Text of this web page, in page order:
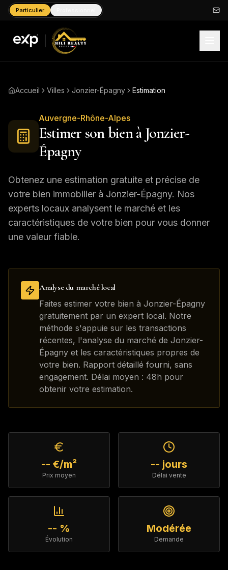
Particulier
Accueil Villes Jonzier-Épagny Estimation
Auvergne-Rhône-Alpes
Estimer son bien àJonzier-
Épagny
Obtenez une estimation gratuite et précise de
votre bien immobilier à Jonzier-Épagny. Nos
experts locaux analysent le marché et les
caractéristiques de votre bien pour vous donner
une valeur fiable.
Analyse du marché local
Faites estimer votre bien à Jonzier-Épagny
gratuitement par un expert local. Notre
méthode s'appuie sur les transactions
récentes, l'analyse du marché de Jonzier-
Épagny et les caractéristiques propres de
votre bien. Rapport détaillé fourni, sans
engagement. Délai moyen : 48h pour
obtenir votre estimation.
-- €/m²
Prix moyen
-- jours
Délai vente
-- %
Évolution
Modérée
Demande